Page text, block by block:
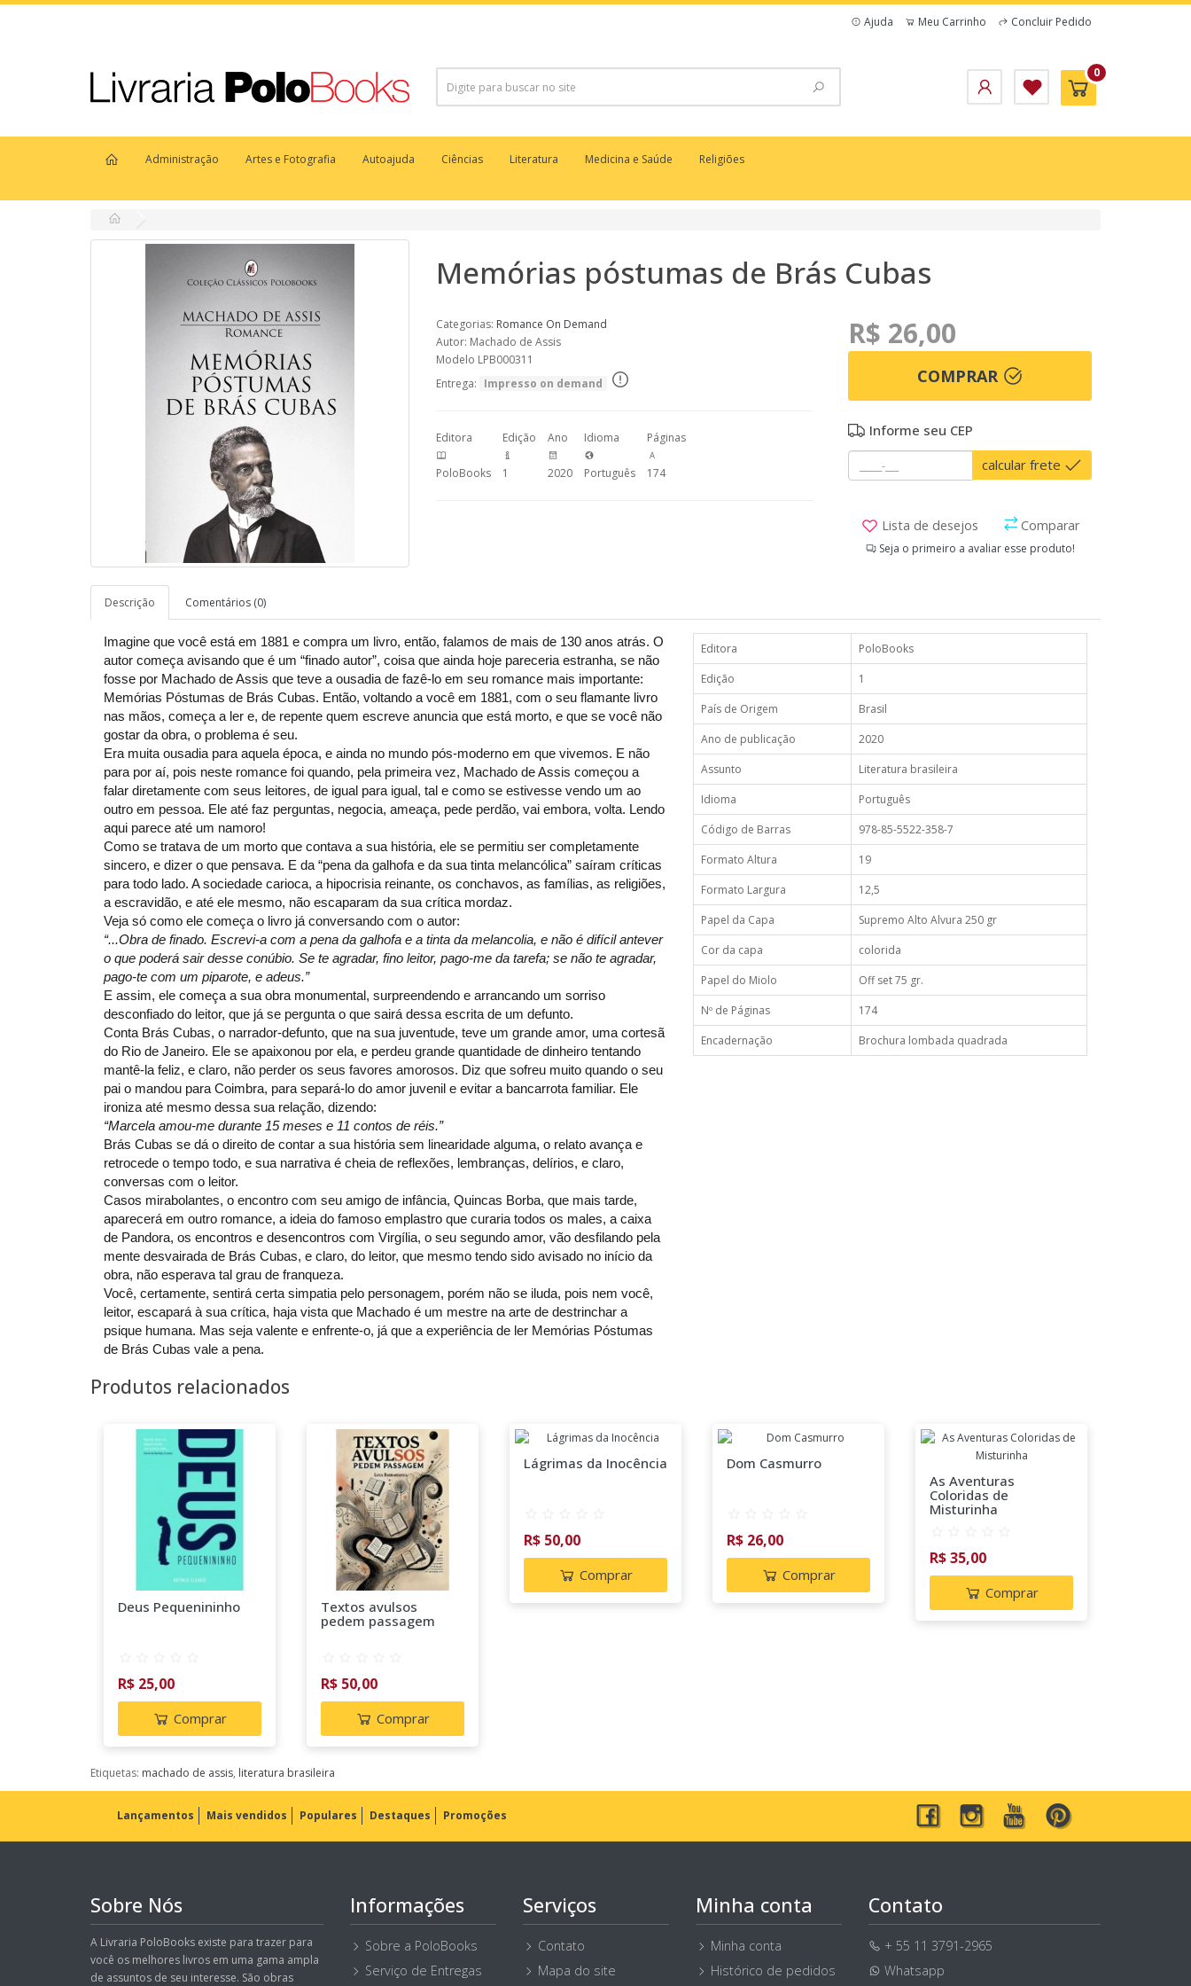
Ajuda Meu Carrinho Concluir Pedido
0
Administração Artes e Fotografia Autoajuda Ciências Literatura Medicina e Saúde Religiões
Memórias póstumas de Brás Cubas
Categorias: Romance On Demand
Autor: Machado de Assis
Modelo LPB000311
Entrega: Impresso on demand
Editora
PoloBooks
Edição
1
Ano
2020
Idioma
Português
Páginas
174
R$ 26,00
COMPRAR
Informe seu CEP
calcular frete
Lista de desejos Comparar
Seja o primeiro a avaliar esse produto!
Descrição Comentários (0)
Imagine que você está em 1881 e compra um livro, então, falamos de mais de 130 anos atrás. O
autor começa avisando que é um “finado autor”, coisa que ainda hoje pareceria estranha, se não
fosse por Machado de Assis que teve a ousadia de fazê-lo em seu romance mais importante:
Memórias Póstumas de Brás Cubas. Então, voltando a você em 1881, com o seu flamante livro
nas mãos, começa a ler e, de repente quem escreve anuncia que está morto, e que se você não
gostar da obra, o problema é seu.
Era muita ousadia para aquela época, e ainda no mundo pós-moderno em que vivemos. E não
para por aí, pois neste romance foi quando, pela primeira vez, Machado de Assis começou a
falar diretamente com seus leitores, de igual para igual, tal e como se estivesse vendo um ao
outro em pessoa. Ele até faz perguntas, negocia, ameaça, pede perdão, vai embora, volta. Lendo
aqui parece até um namoro!
Como se tratava de um morto que contava a sua história, ele se permitiu ser completamente
sincero, e dizer o que pensava. E da “pena da galhofa e da sua tinta melancólica” saíram críticas
para todo lado. A sociedade carioca, a hipocrisia reinante, os conchavos, as famílias, as religiões,
a escravidão, e até ele mesmo, não escaparam da sua crítica mordaz.
Veja só como ele começa o livro já conversando com o autor:
“...Obra de finado. Escrevi-a com a pena da galhofa e a tinta da melancolia, e não é difícil antever
o que poderá sair desse conúbio. Se te agradar, fino leitor, pago-me da tarefa; se não te agradar,
pago-te com um piparote, e adeus.”
E assim, ele começa a sua obra monumental, surpreendendo e arrancando um sorriso
desconfiado do leitor, que já se pergunta o que sairá dessa escrita de um defunto.
Conta Brás Cubas, o narrador-defunto, que na sua juventude, teve um grande amor, uma cortesã
do Rio de Janeiro. Ele se apaixonou por ela, e perdeu grande quantidade de dinheiro tentando
mantê-la feliz, e claro, não perder os seus favores amorosos. Diz que sofreu muito quando o seu
pai o mandou para Coimbra, para separá-lo do amor juvenil e evitar a bancarrota familiar. Ele
ironiza até mesmo dessa sua relação, dizendo:
“Marcela amou-me durante 15 meses e 11 contos de réis.”
Brás Cubas se dá o direito de contar a sua história sem linearidade alguma, o relato avança e
retrocede o tempo todo, e sua narrativa é cheia de reflexões, lembranças, delírios, e claro,
conversas com o leitor.
Casos mirabolantes, o encontro com seu amigo de infância, Quincas Borba, que mais tarde,
aparecerá em outro romance, a ideia do famoso emplastro que curaria todos os males, a caixa
de Pandora, os encontros e desencontros com Virgília, o seu segundo amor, vão desfilando pela
mente desvairada de Brás Cubas, e claro, do leitor, que mesmo tendo sido avisado no início da
obra, não esperava tal grau de franqueza.
Você, certamente, sentirá certa simpatia pelo personagem, porém não se iluda, pois nem você,
leitor, escapará à sua crítica, haja vista que Machado é um mestre na arte de destrinchar a
psique humana. Mas seja valente e enfrente-o, já que a experiência de ler Memórias Póstumas
de Brás Cubas vale a pena.
Editora
PoloBooks
Edição
1
País de Origem
Brasil
Ano de publicação
2020
Assunto
Literatura brasileira
Idioma
Português
Código de Barras
978-85-5522-358-7
Formato Altura
19
Formato Largura
12,5
Papel da Capa
Supremo Alto Alvura 250 gr
Cor da capa
colorida
Papel do Miolo
Off set 75 gr.
Nº de Páginas
174
Encadernação
Brochura lombada quadrada
Produtos relacionados
Deus Pequenininho
R$ 25,00
Comprar
Textos avulsos
pedem passagem
R$ 50,00
Comprar
Lágrimas da Inocência
R$ 50,00
Comprar
Dom Casmurro
R$ 26,00
Comprar
As Aventuras
Coloridas de
Misturinha
R$ 35,00
Comprar
Etiquetas: machado de assis, literatura brasileira
Lançamentos Mais vendidos Populares Destaques Promoções
Sobre Nós
A Livraria PoloBooks existe para trazer para
você os melhores livros em uma gama ampla
de assuntos de seu interesse. São obras
Informações
Sobre a PoloBooks
Serviço de Entregas
Serviços
Contato
Mapa do site
Minha conta
Minha conta
Histórico de pedidos
Contato
+ 55 11 3791-2965
Whatsapp